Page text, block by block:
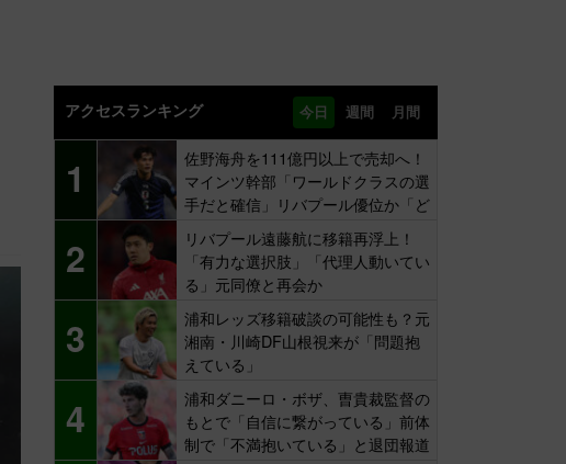
アクセスランキング 今日 週間 月間
1
佐野海舟を111億円以上で売却へ！
マインツ幹部「ワールドクラスの選
手だと確信」リバプール優位か「ど
ちらかだ」
2
リバプール遠藤航に移籍再浮上！
「有力な選択肢」「代理人動いてい
る」元同僚と再会か
3
浦和レッズ移籍破談の可能性も？元
湘南・川崎DF山根視来が「問題抱
えている」
4
浦和ダニーロ・ボザ、曺貴裁監督の
もとで「自信に繋がっている」前体
制で「不満抱いている」と退団報道